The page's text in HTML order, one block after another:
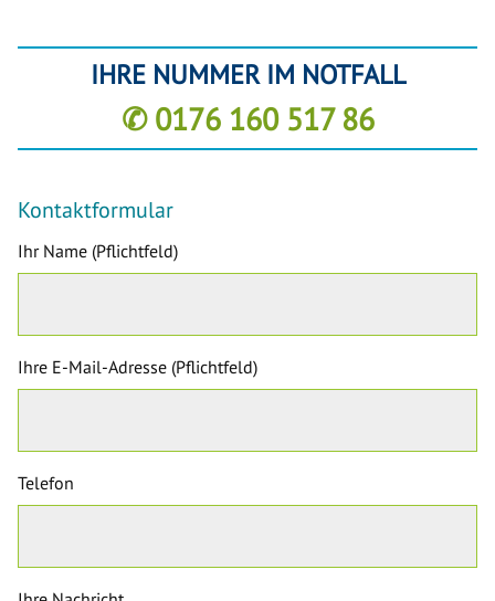
IHRE NUMMER IM NOTFALL
✆ 0176 160 517 86
Kontaktformular
Ihr Name (Pflichtfeld)
Ihre E-Mail-Adresse (Pflichtfeld)
Telefon